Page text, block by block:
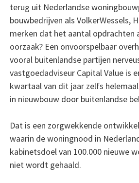
terug uit Nederlandse
bouwbedrijven als VolkerWessels,
merken dat het aantal opdrachten
oorzaak? Een onvoorspelbaar
vooral buitenlandse partijen
vastgoedadviseur Capital Value is
kwartaal van dit jaar zelfs
in nieuwbouw door buitenlandse
Dat is een zorgwekkende
waarin de woningnood in
kabinetsdoel van 100.000 nieuwe
niet wordt gehaald.